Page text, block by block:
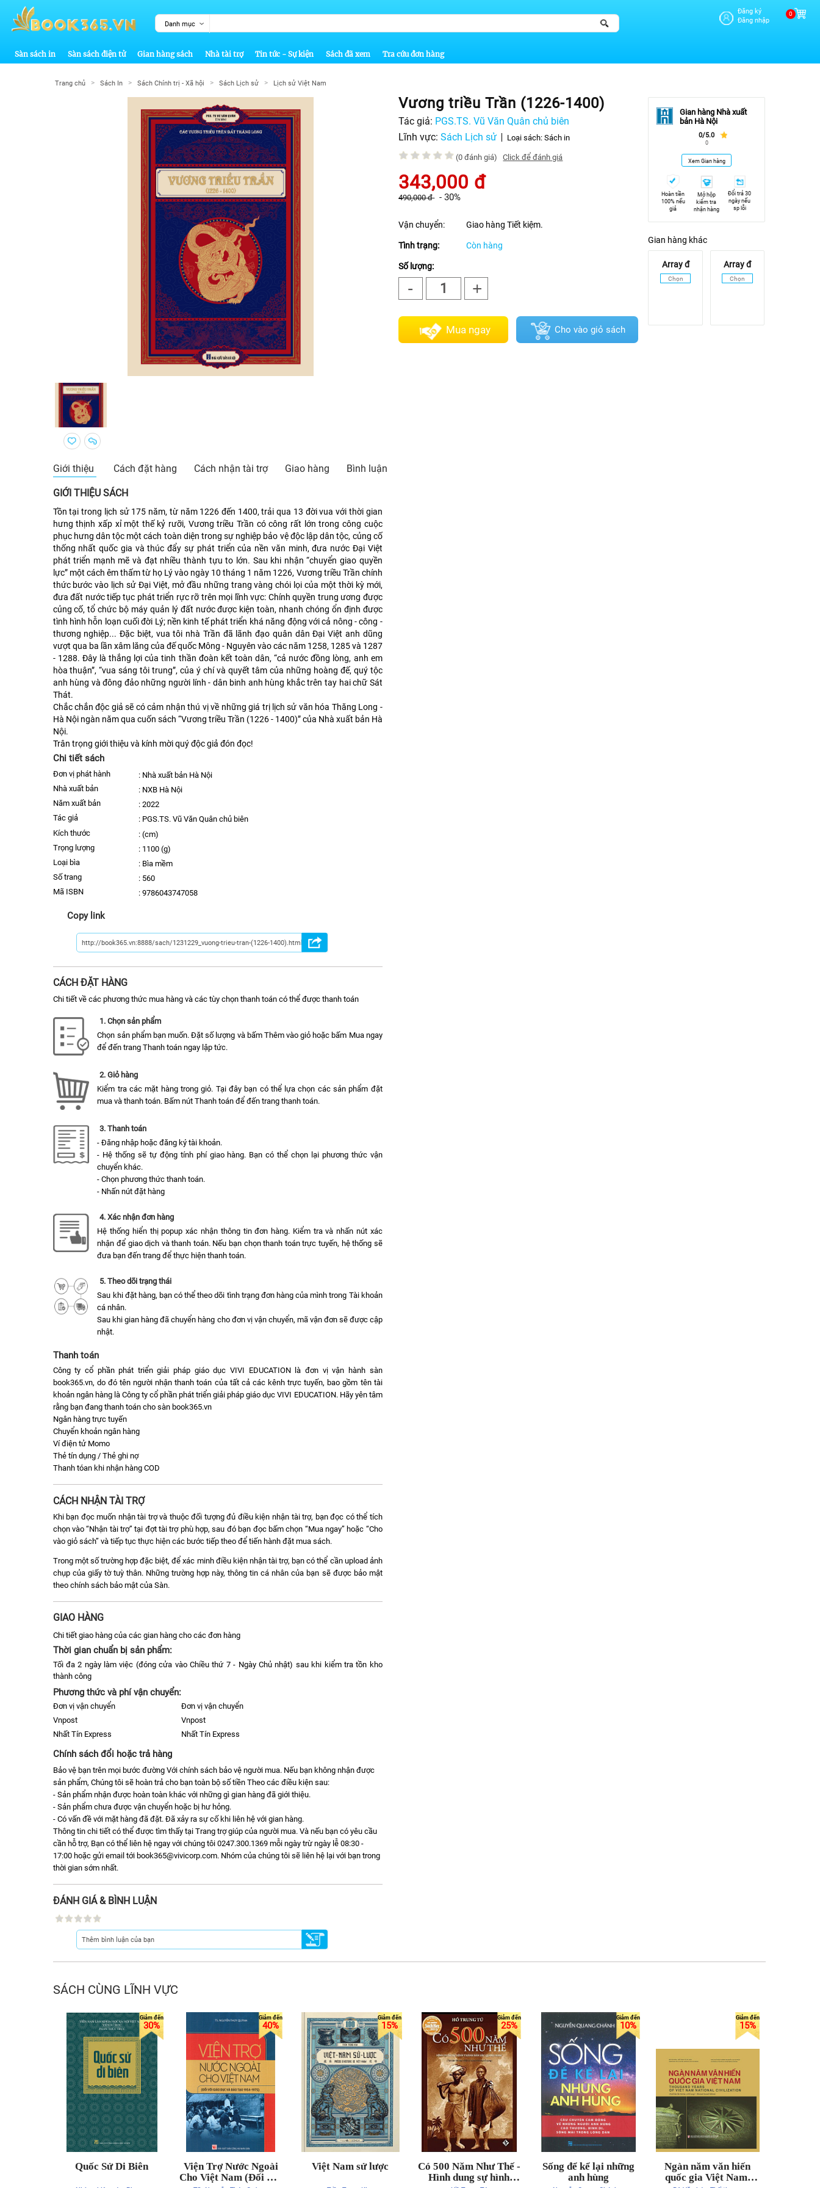
Danh mục
Đăng ký
Đăng nhập
0
Sàn sách in Sàn sách điện tử Gian hàng sách Nhà tài trợ Tin tức - Sự kiện Sách đã xem Tra cứu đơn hàng
Trang chủ > Sách In > Sách Chính trị - Xã hội > Sách Lịch sử > Lịch sử Việt Nam
Vương triều Trần (1226-1400)
Tác giả: PGS.TS. Vũ Văn Quân chủ biên
Lĩnh vực:Sách Lịch sử Loại sách:Sách in
(0 đánh giá) Click để đánh giá
343,000 đ
490,000 đ -30%
Vận chuyển: Giao hàng Tiết kiệm.
Tình trạng: Còn hàng
Số lượng:
- 1 +
Mua ngay Cho vào giỏ sách
Gian hàng Nhà xuất
bản Hà Nội
0/5.0
0
Xem Gian hàng
Hoàn tiền
100% nếu
giả
Mở hộp
kiểm tra
nhận hàng
Đổi trả 30
ngày nếu
sp lỗi
Gian hàng khác
Arrayđ
Chọn
Arrayđ
Chọn
Giới thiệu Cách đặt hàng Cách nhận tài trợ Giao hàng Bình luận
GIỚI THIỆU SÁCH
Tồn tại trong lịch sử 175 năm, từ năm 1226 đến 1400, trải qua 13 đời vua với thời gian
hưng thịnh xấp xỉ một thế kỷ rưỡi, Vương triều Trần có công rất lớn trong công cuộc
phục hưng dân tộc một cách toàn diện trong sự nghiệp bảo vệ độc lập dân tộc, củng cố
thống nhất quốc gia và thúc đẩy sự phát triển của nền văn minh, đưa nước Đại Việt
phát triển mạnh mẽ và đạt nhiều thành tựu to lớn. Sau khi nhận “chuyển giao quyền
lực” một cách êm thấm từ họ Lý vào ngày 10 tháng 1 năm 1226, Vương triều Trần chính
thức bước vào lịch sử Đại Việt, mở đầu những trang vàng chói lọi của một thời kỳ mới,
đưa đất nước tiếp tục phát triển rực rỡ trên mọi lĩnh vực: Chính quyền trung ương được
củng cố, tổ chức bộ máy quản lý đất nước được kiện toàn, nhanh chóng ổn định được
tình hình hỗn loạn cuối đời Lý; nền kinh tế phát triển khá năng động với cả nông - công -
thương nghiệp... Đặc biệt, vua tôi nhà Trần đã lãnh đạo quân dân Đại Việt anh dũng
vượt qua ba lần xâm lăng của đế quốc Mông - Nguyên vào các năm 1258, 1285 và 1287
- 1288. Đây là thắng lợi của tinh thần đoàn kết toàn dân, “cả nước đồng lòng, anh em
hòa thuận”, “vua sáng tôi trung”, của ý chí và quyết tâm của những hoàng đế, quý tộc
anh hùng và đông đảo những người lính - dân binh anh hùng khắc trên tay hai chữ Sát
Thát.
Chắc chắn độc giả sẽ có cảm nhận thú vị về những giá trị lịch sử văn hóa Thăng Long -
Hà Nội ngàn năm qua cuốn sách “Vương triều Trần (1226 - 1400)” của Nhà xuất bản Hà
Nội.
Trân trọng giới thiệu và kính mời quý độc giả đón đọc!
Chi tiết sách
Đơn vị phát hành : Nhà xuất bản Hà Nội
nhà xuất bản
: NXB Hà Nội
năm xuất bản
: 2022
Tác giả
: PGS.TS. Vũ Văn Quân chủ biên
kích thước
: (cm)
trọng lượng
: 1100 (g)
Loại bìa
: Bìa mềm
số trang
: 560
Mã ISBN
: 9786043747058
Copy link
CÁCH ĐẶT HÀNG
Chi tiết về các phương thức mua hàng và các tùy chọn thanh toán có thể được thanh toán
1. Chọn sản phẩm
Chọn sản phẩm bạn muốn. Đặt số lượng và bấm Thêm vào giỏ hoặc bấm Mua ngay
để đến trang Thanh toán ngay lập tức.
2. Giỏ hàng
Kiểm tra các mặt hàng trong giỏ. Tại đây bạn có thể lựa chọn các sản phẩm đặt
mua và thanh toán. Bấm nút Thanh toán để đến trang thanh toán.
3. Thanh toán
- Đăng nhập hoặc đăng ký tài khoản.
- Hệ thống sẽ tự động tính phí giao hàng. Bạn có thể chọn lại phương thức vận
chuyển khác.
- Chọn phương thức thanh toán.
- Nhấn nút đặt hàng
4. Xác nhận đơn hàng
Hệ thống hiển thị popup xác nhận thông tin đơn hàng. Kiểm tra và nhấn nút xác
nhận để giao dịch và thanh toán. Nếu bạn chọn thanh toán trực tuyến, hệ thống sẽ
đưa bạn đến trang để thực hiện thanh toán.
5. Theo dõi trạng thái
Sau khi đặt hàng, bạn có thể theo dõi tình trạng đơn hàng của mình trong Tài khoản
cá nhân.
Sau khi gian hàng đã chuyển hàng cho đơn vị vận chuyển, mã vận đơn sẽ được cập
nhật.
Thanh toán
Công ty cổ phần phát triển giải pháp giáo dục VIVI EDUCATION là đơn vị vận hành sàn
book365.vn, do đó tên người nhận thanh toán của tất cả các kênh trực tuyến, bao gồm tên tài
khoản ngân hàng là Công ty cổ phần phát triển giải pháp giáo dục VIVI EDUCATION. Hãy yên tâm
rằng bạn đang thanh toán cho sàn book365.vn
Ngân hàng trực tuyến
Chuyển khoản ngân hàng
Ví điện tử Momo
Thẻ tín dụng / Thẻ ghi nợ
Thanh tóan khi nhận hàng COD
CÁCH NHẬN TÀI TRỢ
Khi bạn đọc muốn nhận tài trợ và thuộc đối tượng đủ điều kiện nhận tài trợ, bạn đọc có thể tích
chọn vào “Nhận tài trợ” tại đợt tài trợ phù hợp, sau đó bạn đọc bấm chọn “Mua ngay” hoặc “Cho
vào giỏ sách” và tiếp tục thực hiện các bước tiếp theo để tiến hành đặt mua sách.
Trong một số trường hợp đặc biệt, để xác minh điều kiện nhận tài trợ, bạn có thể cần upload ảnh
chụp của giấy tờ tuỳ thân. Những trường hợp này, thông tin cá nhân của bạn sẽ được bảo mật
theo chính sách bảo mật của Sàn.
GIAO HÀNG
Chi tiết giao hàng của các gian hàng cho các đơn hàng
Thời gian chuẩn bị sản phẩm:
Tối đa 2 ngày làm việc (đóng cửa vào Chiều thứ 7 - Ngày Chủ nhật) sau khi kiểm tra tồn kho
thành công
Phương thức và phí vận chuyển:
Đơn vị vận chuyển
Vnpost
Nhất Tín Express
Đơn vị vận chuyển
Vnpost
Nhất Tín Express
Chính sách đổi hoặc trả hàng
Bảo vệ bạn trên mọi bước đường Với chính sách bảo vệ người mua. Nếu bạn không nhận được
sản phẩm, Chúng tôi sẽ hoàn trả cho bạn toàn bộ số tiền Theo các điều kiện sau:
- Sản phẩm nhận được hoàn toàn khác với những gì gian hàng đã giới thiệu.
- Sản phẩm chưa được vận chuyển hoặc bị hư hỏng.
- Có vấn đề với mặt hàng đã đặt. Đã xảy ra sự cố khi liên hệ với gian hàng.
Thông tin chi tiết có thể được tìm thấy tại Trang trợ giúp của người mua. Và nếu bạn có yêu cầu
cần hỗ trợ, Bạn có thể liên hệ ngay với chúng tôi 0247.300.1369 mỗi ngày trừ ngày lễ 08:30 -
17:00 hoặc gửi email tới book365@vivicorp.com. Nhóm của chúng tôi sẽ liên hệ lại với bạn trong
thời gian sớm nhất.
ĐÁNH GIÁ & BÌNH LUẬN
SÁCH CÙNG LĨNH VỰC
30%
Quốc Sử Di Biên
40%
Viện Trợ Nước Ngoài
Cho Việt Nam (Đối Với
15%
Việt Nam sử lược
25%
Có 500 Năm Như Thế -
Hình dung sự hình
10%
Sống để kể lại những
anh hùng
15%
Ngàn năm văn hiến
quốc gia Việt Nam.